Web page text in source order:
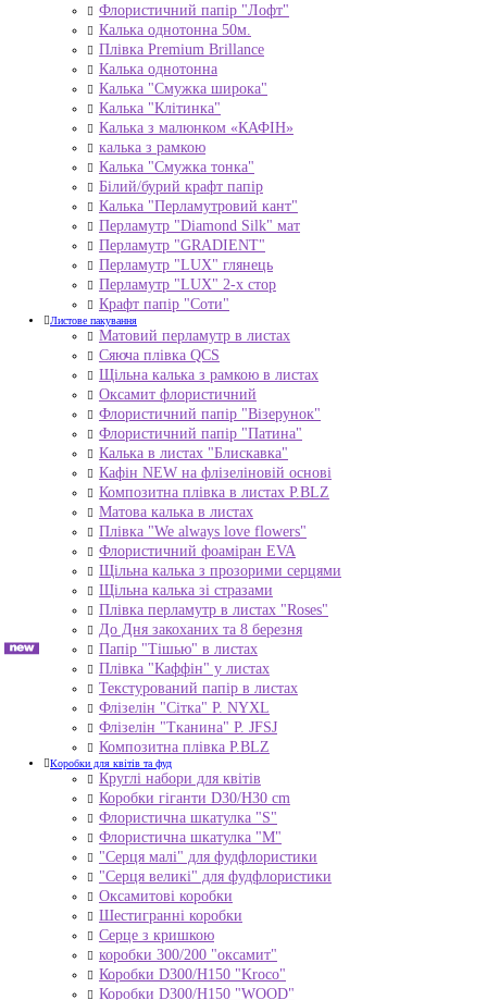
Флористичний папір "Лофт"
Калька однотонна 50м.
Плівка Premium Brillance
Калька однотонна
Калька "Смужка широка"
Калька "Клітинка"
Калька з малюнком «КАФІН»
калька з рамкою
Калька "Смужка тонка"
Білий/бурий крафт папір
Калька "Перламутровий кант"
Перламутр "Diamond Silk" мат
Перламутр "GRADIENT"
Перламутр "LUX" глянець
Перламутр "LUX" 2-х стор
Крафт папір "Соти"
Листове пакування
Матовий перламутр в листах
Сяюча плівка QCS
Щільна калька з рамкою в листах
Оксамит флористичний
Флористичний папір "Візерунок"
Флористичний папір "Патина"
Калька в листах "Блискавка"
Кафін NEW на флізеліновій основі
Композитна плівка в листах Р.BLZ
Матова калька в листах
Плівка "We always love flowers"
Флористичний фоаміран EVA
Щільна калька з прозорими серцями
Щільна калька зі стразами
Плівка перламутр в листах "Roses"
До Дня закоханих та 8 березня
Папір "Тішью" в листах
Плівка "Каффін" у листах
Текстурований папір в листах
Флізелін "Сітка" P. NYXL
Флізелін "Тканина" P. JFSJ
Композитна плівка Р.BLZ
Коробки для квітів та фуд
Круглі набори для квітів
Коробки гіганти D30/H30 cm
Флористична шкатулка "S"
Флористична шкатулка "М"
"Серця малі" для фудфлористики
"Серця великі" для фудфлористики
Оксамитові коробки
Шестигранні коробки
Серце з кришкою
коробки 300/200 "оксамит"
Коробки D300/H150 "Kroco"
Коробки D300/H150 "WOOD"